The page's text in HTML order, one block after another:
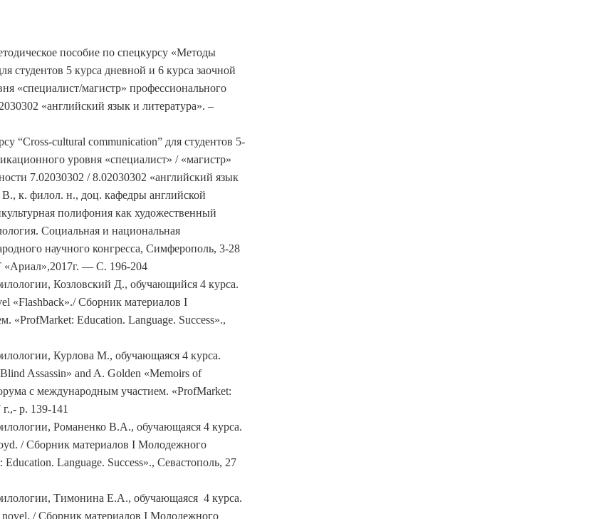
пособие по спецкурсу «Методы
студентов 5 курса дневной и 6 курса заочной
«специалист/магистр» профессионального
«английский язык и литература». –
“Cross-cultural communication” для студентов 5-
уровня «специалист» / «магистр»
7.02030302 / 8.02030302 «английский язык
к. филол. н., доц. кафедры английской
полифония как художественный
Социальная и национальная
научного конгресса, Симферополь, 3-28
«Ариал»,2017г. — С. 196-204
Козловский Д., обучающийся 4 курса.
«Flashback»./ Сборник материалов I
Education. Language. Success».,
Курлова М., обучающаяся 4 курса.
Assassin» and A. Golden «Memoirs of
с международным участием. «ProfMarket:
р. 139-141
Романенко В.А., обучающаяся 4 курса.
/ Сборник материалов I Молодежного
Language. Success»., Севастополь, 27
Тимонина Е.А., обучающаяся 4 курса.
novel. / Сборник материалов I Молодежного